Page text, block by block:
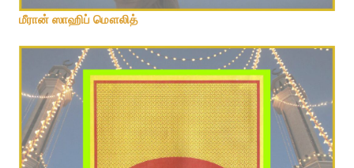
மீரான் ஸாஹிப் மௌலித்